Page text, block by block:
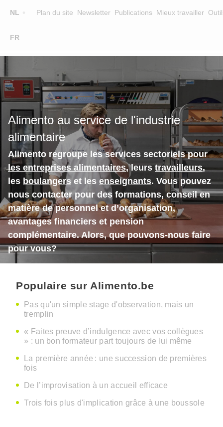
NL
FR
Plan du site Newsletter Publications Mieux travailler
Main
FORMATEURS
SUR ALIMENTO
EQUIPE
CONTACT
Alimento au service de l'industrie
alimentaire
Alimento regroupe les services sectoriels pour
les entreprises alimentaires, leurs travailleurs,
les boulangers et les enseignants. Vous pouvez
nous contacter pour des formations, conseil en
matière de personnel et d’organisation,
avantages financiers et pension
complémentaire. Alors, que pouvons-nous faire
pour vous?
Populaire sur Alimento.be
Pas qu'un simple stage d'observation, mais un
tremplin
« Faites preuve d’indulgence avec vos collègues
» : un bon formateur part toujours de lui même
La première année : une succession de premières
fois
De l’improvisation à un accueil efficace
Trois fois plus d'implication grâce à une boussole